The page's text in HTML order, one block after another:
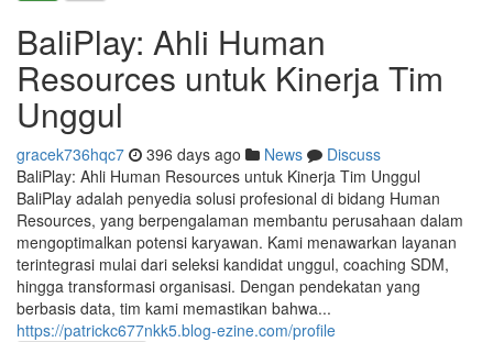
BaliPlay: Ahli Human
Resources untuk Kinerja Tim
Unggul
gracek736hqc7 396 days ago News
Discuss
BaliPlay: Ahli Human Resources untuk Kinerja Tim Unggul
BaliPlay adalah penyedia solusi profesional di bidang Human
Resources, yang berpengalaman membantu perusahaan dalam
mengoptimalkan potensi karyawan. Kami menawarkan layanan
terintegrasi mulai dari seleksi kandidat unggul, coaching SDM,
hingga transformasi organisasi. Dengan pendekatan yang
berbasis data, tim kami memastikan bahwa...
https://patrickc677nkk5.blog-ezine.com/profile